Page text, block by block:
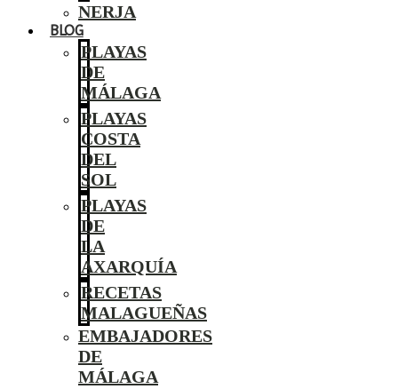
NERJA
BLOG
PLAYAS
DE
MÁLAGA
PLAYAS
COSTA
DEL
SOL
PLAYAS
DE
LA
AXARQUÍA
RECETAS
MALAGUEÑAS
EMBAJADORES
DE
MÁLAGA